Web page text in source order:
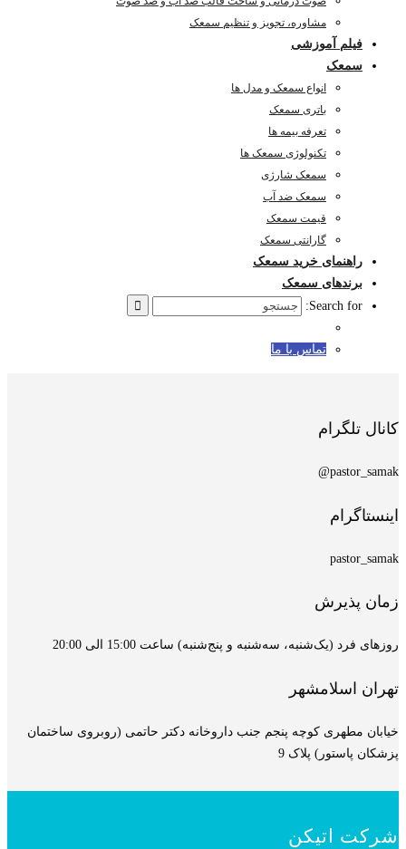
مشاوره، تجویز و تنظیم سمعک
فیلم آموزشی
سمعک
انواع سمعک و مدل ها
باتری سمعک
تعرفه بیمه ها
تکنولوژی سمعک ها
سمعک شارژی
سمعک ضد آب
قیمت سمعک
گارانتی سمعک
راهنمای خرید سمعک
برندهای سمعک
Search for:
تماس با ما
کانال تلگرام
pastor_samak@
اینستاگرام
pastor_samak
زمان پذیرش
روزهای فرد (یک‌شنبه، سه‌شنبه و پنج‌شنبه) ساعت 15:00 الی 20:00
تهران اسلامشهر
خیابان مطهری کوچه پنجم جنب داروخانه دکتر حاتمی (روبروی ساختمان
پزشکان پاستور) پلاک 9
شرکت اتیکن